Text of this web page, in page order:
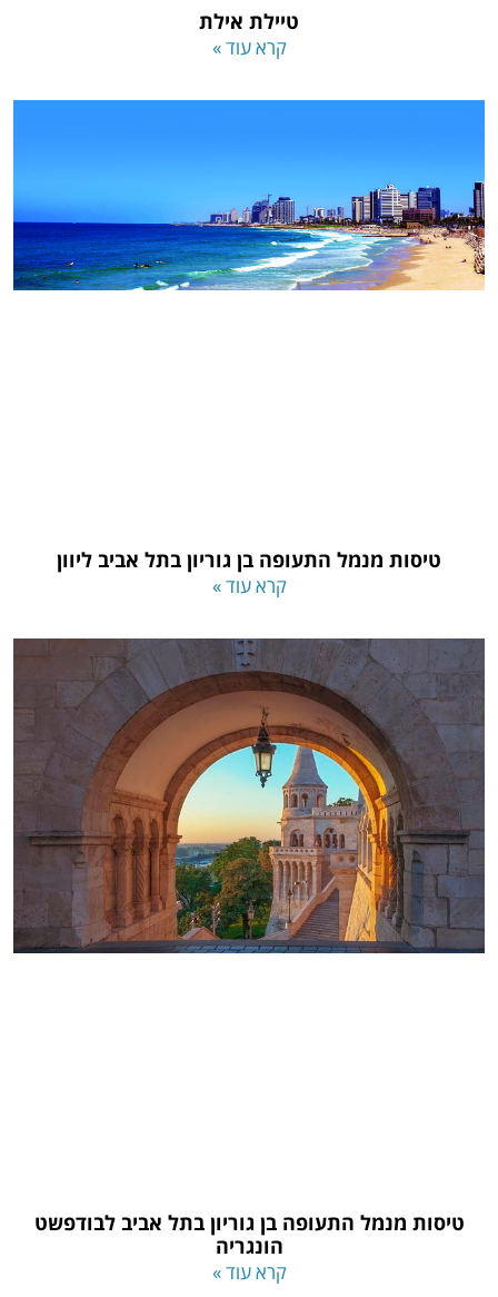
טיילת אילת
קרא עוד »
טיסות מנמל התעופה בן גוריון בתל אביב ליוון
קרא עוד »
טיסות מנמל התעופה בן גוריון בתל אביב לבודפשט
הונגריה
קרא עוד »